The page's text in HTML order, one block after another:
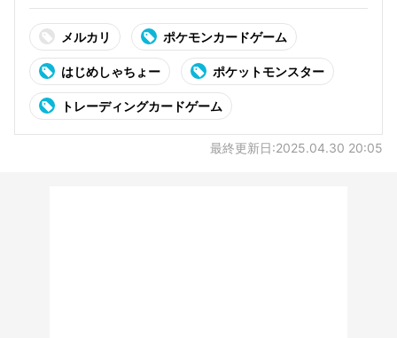
メルカリ ポケモンカードゲーム
はじめしゃちょー ポケットモンスター
トレーディングカードゲーム
最終更新日:2025.04.30 20:05